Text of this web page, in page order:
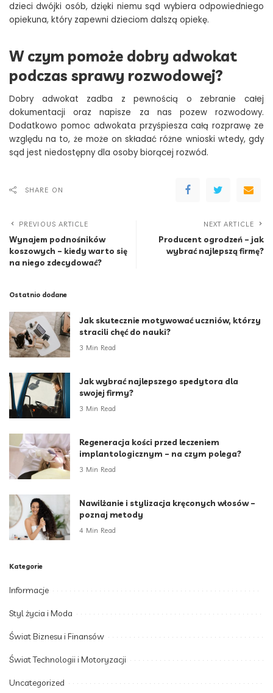
dzieci dwójki osób, dzięki niemu sąd wybiera odpowiedniego
opiekuna, który zapewni dzieciom dalszą opiekę.
W czym pomoże dobry adwokat
podczas sprawy rozwodowej?
Dobry adwokat zadba z pewnością o zebranie całej
dokumentacji oraz napisze za nas pozew rozwodowy.
Dodatkowo pomoc adwokata przyśpiesza całą rozprawę ze
względu na to, że może on składać różne wnioski wtedy, gdy
sąd jest niedostępny dla osoby biorącej rozwód.
SHARE ON
PREVIOUS ARTICLE
Wynajem podnośników
koszowych – kiedy warto się
na niego zdecydować?
NEXT ARTICLE
Producent ogrodzeń – jak
wybrać najlepszą firmę?
Ostatnio dodane
Jak skutecznie motywować uczniów, którzy
stracili chęć do nauki?
3 Min Read
Jak wybrać najlepszego spedytora dla
swojej firmy?
3 Min Read
Regeneracja kości przed leczeniem
implantologicznym – na czym polega?
3 Min Read
Nawilżanie i stylizacja kręconych włosów –
poznaj metody
4 Min Read
Kategorie
Informacje
Styl życia i Moda
Świat Biznesu i Finansów
Świat Technologii i Motoryzacji
Uncategorized